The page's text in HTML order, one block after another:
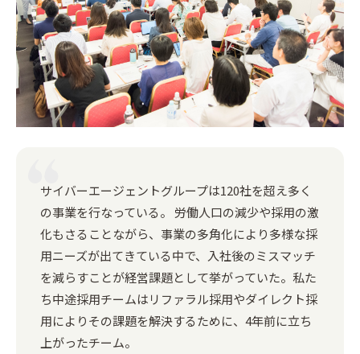
サイバーエージェントグループは120社を超え多く
の事業を行なっている。 労働人口の減少や採用の激
化もさることながら、事業の多角化により多様な採
用ニーズが出てきている中で、入社後のミスマッチ
を減らすことが経営課題として挙がっていた。私た
ち中途採用チームはリファラル採用やダイレクト採
用によりその課題を解決するために、4年前に立ち
上がったチーム。